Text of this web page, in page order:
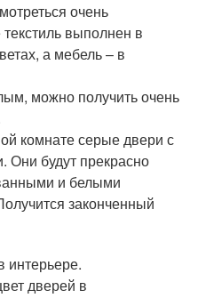
очень
выполнен в
а мебель – в
можно получить очень
комнате серые двери с
будут прекрасно
и белыми
законченный